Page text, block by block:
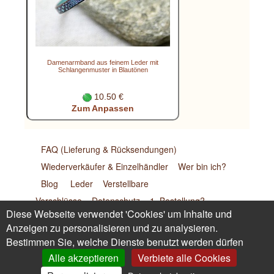
Damenarmband aus feinem Leder mit
Schlangenmuster in Blautönen
10.50 €
Zum Anpassen
FAQ (Lieferung & Rücksendungen)
Wiederverkäufer & Einzelhändler
Wer bin ich?
Blog
Leder
Verstellbare
Verschlüsse
Datenschutz
1. Bestellung?
Renoncer au contrat ici
Cristalizade - Laurence Goasdoué - 169 Impasse de Malgras
- 26170 Buis les Baronnies (Frankreich) Tel: 09.72.62.08.29
Diese Webseite verwendet 'Cookies' um Inhalte und
Anzeigen zu personalisieren und zu analysieren.
Bestimmen Sie, welche Dienste benutzt werden dürfen
Alle akzeptieren
Verbiete alle Cookies